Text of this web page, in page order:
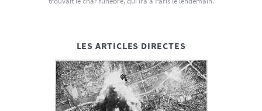
LES ARTICLES DIRECTES